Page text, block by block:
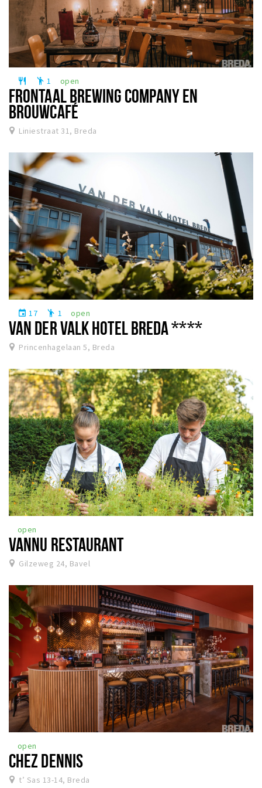
restaurant emoji_people 1 open
FRONTAAL BREWING COMPANY EN
BROUWCAFÉ
Liniestraat 31, Breda
event 17 emoji_people 1 open
VAN DER VALK HOTEL BREDA ****
Princenhagelaan 5, Breda
open
VANNU RESTAURANT
Gilzeweg 24, Bavel
open
CHEZ DENNIS
t’ Sas 13-14, Breda